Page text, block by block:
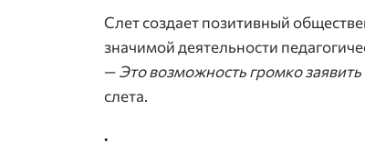
Слет создает позитивный
значимой деятельности
—Это возможность громко
слета.
.